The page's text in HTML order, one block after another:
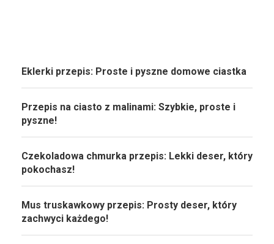
Eklerki przepis: Proste i pyszne domowe ciastka
Przepis na ciasto z malinami: Szybkie, proste i
pyszne!
Czekoladowa chmurka przepis: Lekki deser, który
pokochasz!
Mus truskawkowy przepis: Prosty deser, który
zachwyci każdego!